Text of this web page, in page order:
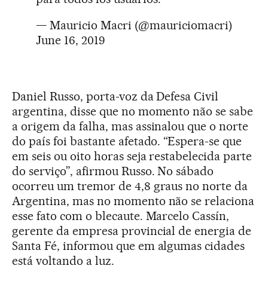
— Mauricio Macri (@mauriciomacri)
June 16, 2019
Daniel Russo, porta-voz da Defesa Civil
argentina, disse que no momento não se sabe
a origem da falha, mas assinalou que o norte
do país foi bastante afetado. “Espera-se que
em seis ou oito horas seja restabelecida parte
do serviço”, afirmou Russo. No sábado
ocorreu um tremor de 4,8 graus no norte da
Argentina, mas no momento não se relaciona
esse fato com o blecaute. Marcelo Cassín,
gerente da empresa provincial de energia de
Santa Fé, informou que em algumas cidades
está voltando a luz.